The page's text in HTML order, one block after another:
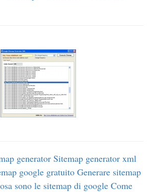
generator Sitemap generator xml
google gratuito Generare sitemap
sono le sitemap di google Come